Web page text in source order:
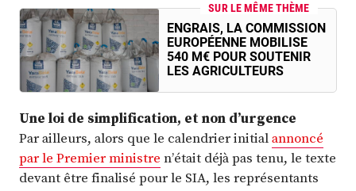
SUR LE MÊME THÈME
ENGRAIS, LA COMMISSION
EUROPÉENNE MOBILISE
540 M€ POUR SOUTENIR
LES AGRICULTEURS
Une loi de simplification, et non d’urgence
Par ailleurs, alors que le calendrier initialannoncé
par le Premier ministre n’était déjà pas tenu, le texte
devant être finalisé pour le SIA, les représentants